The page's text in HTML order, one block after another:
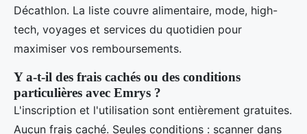
Décathlon. La liste couvre alimentaire, mode, high-
tech, voyages et services du quotidien pour
maximiser vos remboursements.
Y a-t-il des frais cachés ou des conditions
particulières avec Emrys ?
L'inscription et l'utilisation sont entièrement gratuites.
Aucun frais caché. Seules conditions : scanner dans